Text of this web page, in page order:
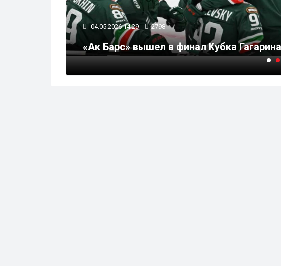
04.05.2026 14:29 2798
«Ак Барс» вышел в финал Кубка Гагарина